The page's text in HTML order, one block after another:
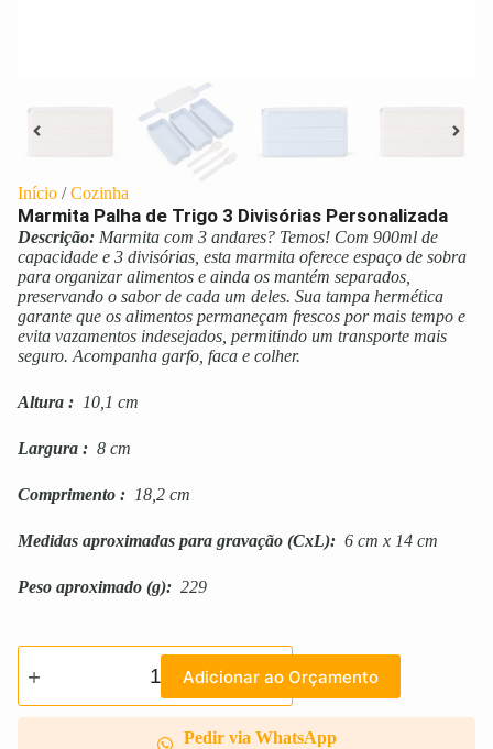
Início /Cozinha
Marmita Palha de Trigo 3 Divisórias Personalizada
Descrição: Marmita com 3 andares? Temos! Com 900ml de
capacidade e 3 divisórias, esta marmita oferece espaço de sobra
para organizar alimentos e ainda os mantém separados,
preservando o sabor de cada um deles. Sua tampa hermética
garante que os alimentos permaneçam frescos por mais tempo e
evita vazamentos indesejados, permitindo um transporte mais
seguro. Acompanha garfo, faca e colher.
Altura : 10,1 cm
Largura : 8 cm
Comprimento : 18,2 cm
Medidas aproximadas para gravação (CxL): 6 cm x 14 cm
Peso aproximado (g): 229
Adicionar ao Orçamento
Pedir via WhatsApp